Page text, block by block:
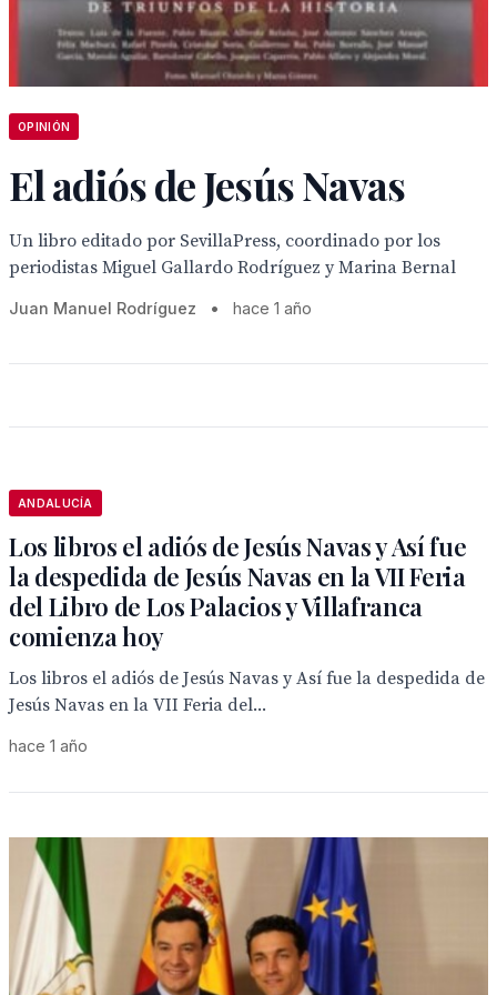
OPINIÓN
El adiós de Jesús Navas
Un libro editado por SevillaPress, coordinado por los
periodistas Miguel Gallardo Rodríguez y Marina Bernal
Juan Manuel Rodríguez • hace 1 año
ANDALUCÍA
Los libros el adiós de Jesús Navas y Así fue
la despedida de Jesús Navas en la VII Feria
del Libro de Los Palacios y Villafranca
comienza hoy
Los libros el adiós de Jesús Navas y Así fue la despedida de
Jesús Navas en la VII Feria del...
hace 1 año